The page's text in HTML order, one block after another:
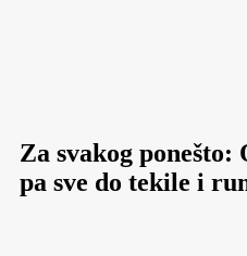
Za svakog
pa sve do tekile i